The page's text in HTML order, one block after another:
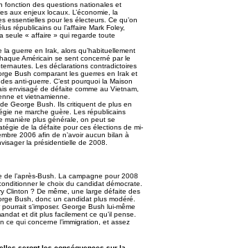
fonction des questions nationales et
aux enjeux locaux. L’économie, la
essentielles pour les électeurs. Ce qu’on
républicains ou l’affaire Mark Foley,
seule « affaire » qui regarde toute
la guerre en Irak, alors qu’habituellement
Américain se sent concerné par le
Les déclarations contradictoires
Bush comparant les guerres en Irak et
anti-guerre. C’est pourquoi la Maison
envisagé de défaite comme au Vietnam,
et vietnamienne.
George Bush. Ils critiquent de plus en
ne marche guère. Les républicains
manière plus générale, on peut se
de la défaite pour ces élections de mi-
2006 afin de n’avoir aucun bilan à
la présidentielle de 2008.
l’après-Bush. La campagne pour 2008
le choix du candidat démocrate.
Clinton ? De même, une large défaite des
Bush, donc un candidat plus modéré.
s’imposer. George Bush lui-même
et dit plus facilement ce qu’il pense.
ce qui concerne l’immigration, et assez